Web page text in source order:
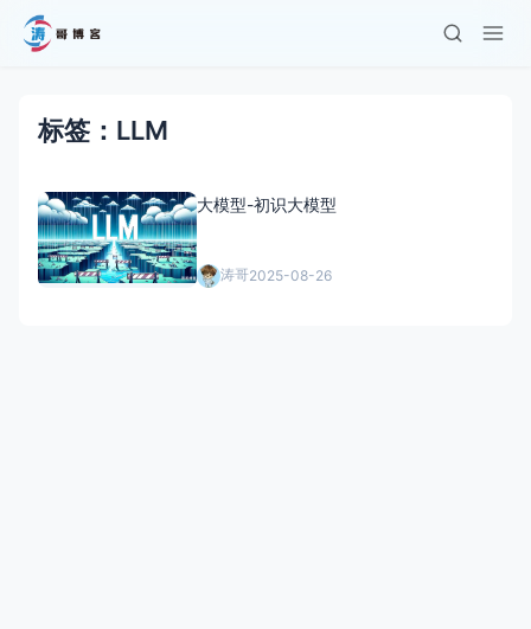
标签：LLM
大模型-初识大模型
涛哥2025-08-26